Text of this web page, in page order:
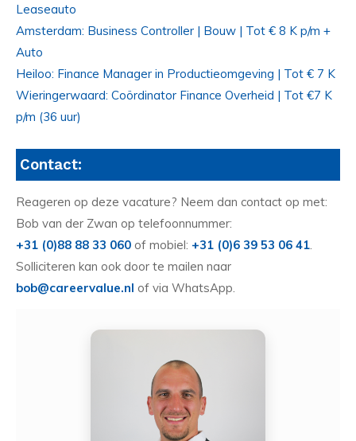
Leaseauto
Amsterdam: Business Controller | Bouw | Tot € 8 K p/m +
Auto
Heiloo: Finance Manager in Productieomgeving | Tot € 7 K
Wieringerwaard: Coördinator Finance Overheid | Tot €7 K
p/m (36 uur)
Contact:
Reageren op deze vacature? Neem dan contact op met:
Bob van der Zwan op telefoonnummer:
+31 (0)88 88 33 060 of mobiel: +31 (0)6 39 53 06 41.
Solliciteren kan ook door te mailen naar
bob@careervalue.nl of via WhatsApp.